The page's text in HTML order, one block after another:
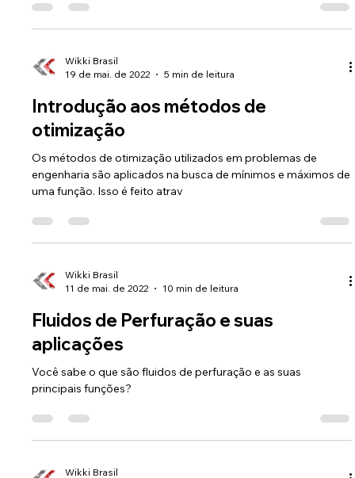
efeitos aparecem nas equações.
19 de mai. de 2022
5 min de leitura
Introdução aos métodos de
otimização
Os métodos de otimização utilizados em problemas de
uma função. Isso é feito atrav
11 de mai. de 2022
10 min de leitura
Fluidos de Perfuração e suas
aplicações
principais funções?